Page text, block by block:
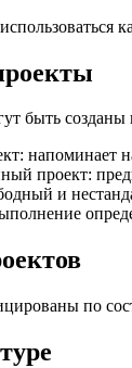
быть созданы
напоминает
проект:
и
по